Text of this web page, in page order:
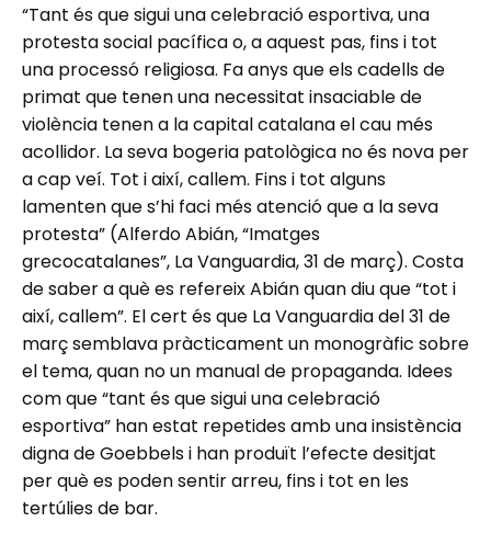
“Tant és que sigui una celebració esportiva, una
protesta social pacífica o, a aquest pas, fins i tot
una processó religiosa. Fa anys que els cadells de
primat que tenen una necessitat insaciable de
violència tenen a la capital catalana el cau més
acollidor. La seva bogeria patològica no és nova per
a cap veí. Tot i així, callem. Fins i tot alguns
lamenten que s’hi faci més atenció que a la seva
protesta” (Alferdo Abián, “Imatges
grecocatalanes”, La Vanguardia, 31 de març). Costa
de saber a què es refereix Abián quan diu que “tot i
així, callem”. El cert és que La Vanguardia del 31 de
març semblava pràcticament un monogràfic sobre
el tema, quan no un manual de propaganda. Idees
com que “tant és que sigui una celebració
esportiva” han estat repetides amb una insistència
digna de Goebbels i han produït l’efecte desitjat
per què es poden sentir arreu, fins i tot en les
tertúlies de bar.